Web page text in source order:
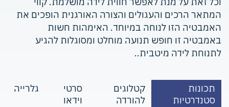
המתאר הרכים והעגולים והצורה האורגנית הופכים את
האמבטיה הזו לנוחה במיוחד. האימהות חשות
באמבטיה זו חופש תנועה מוחלט ומסוגלות להגיע
לתנוחת לידה מיטבית..
תכונות
סטנדרטיות
קטלוגים
להורדה
סרטי
וידאו
גלרייה